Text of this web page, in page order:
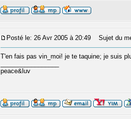
Posté le: 26 Avr 2005 à 20:49 Sujet du
T'en fais pas vin_moi! je te taquine; je suis
peace&luv